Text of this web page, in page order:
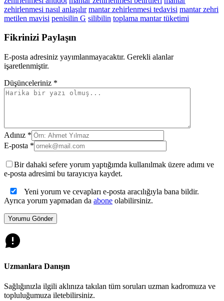
zehirlenmesi nasıl anlaşılır mantar zehirlenmesi tedavisi mantar zehri
metilen mavisi penisilin G silibilin toplama mantar tüketimi
Fikrinizi Paylaşın
E-posta adresiniz yayımlanmayacaktır. Gerekli alanlar
işaretlenmiştir.
Düşünceleriniz *
Adınız *
E-posta *
Bir dahaki sefere yorum yaptığımda kullanılmak üzere adımı ve
e-posta adresimi bu tarayıcıya kaydet.
Yeni yorum ve cevapları e-posta aracılığıyla bana bildir.
Ayrıca yorum yapmadan da abone olabilirsiniz.
Uzmanlara Danışın
Sağlığınızla ilgili aklınıza takılan tüm soruları uzman kadromuza ve
topluluğumuza iletebilirsiniz.